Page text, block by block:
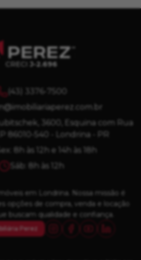
CRECI J-2.696
(43) 3376-7500
3600, Esquina com Rua
86010-540 - Londrina - PR
8h às 12h e 14h às 18h
Sáb: 8h às 12h
em Londrina. Nossa missão é
opções de compra, venda e locação
buscam qualidade e confiança.
Perez